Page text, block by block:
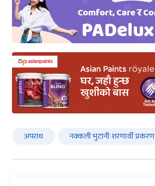
अपराध नक्कली भुटानी शरणार्थी प्रकरण